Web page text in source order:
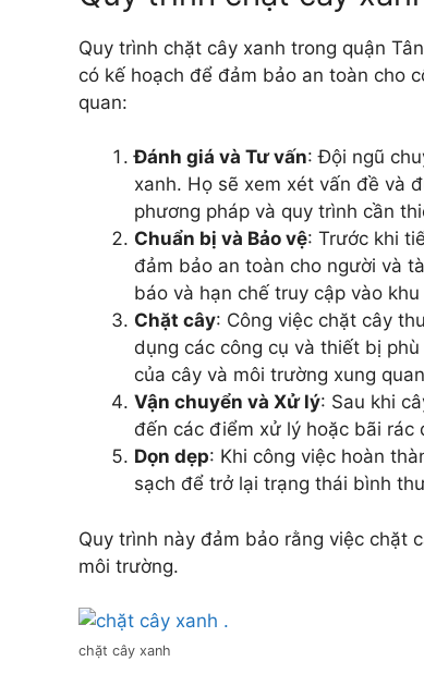
Quy trình chặt cây xanh trong quận
có kế hoạch để đảm bảo an toàn cho
quan:
Đánh giá và Tư vấn: Đội ngũ
xanh. Họ sẽ xem xét vấn đề và
phương pháp và quy trình cần
Chuẩn bị và Bảo vệ: Trước khi
đảm bảo an toàn cho người và
báo và hạn chế truy cập vào khu
Chặt cây: Công việc chặt cây
dụng các công cụ và thiết bị
của cây và môi trường xung
Vận chuyển và Xử lý: Sau khi
đến các điểm xử lý hoặc bãi rác
Dọn dẹp: Khi công việc hoàn
sạch để trở lại trạng thái bình
Quy trình này đảm bảo rằng việc chặt
môi trường.
chặt cây xanh